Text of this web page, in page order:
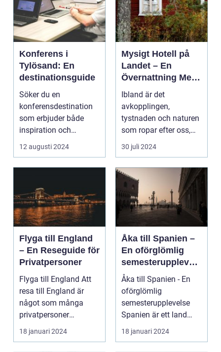
Konferens i
Tylösand: En
destinationsguide
Söker du en
konferensdestination
som erbjuder både
inspiration och
avkoppling? Tylös...
12 augusti 2024
Mysigt Hotell på
Landet – En
Övernattning Med
Charm
Ibland är det
avkopplingen,
tystnaden och naturen
som ropar efter oss,
och svaret är ofta ...
30 juli 2024
Flyga till England
– En Reseguide för
Privatpersoner
Flyga till England Att
resa till England är
något som många
privatpersoner
drömmer om. Landet
har e...
18 januari 2024
Åka till Spanien –
En oförglömlig
semesterupplevels
e
Åka till Spanien - En
oförglömlig
semesterupplevelse
Spanien är ett land
som lockar miljontals
männ...
18 januari 2024